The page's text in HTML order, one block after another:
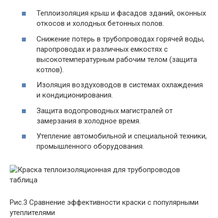
Теплоизоляция крыш и фасадов зданий, оконных
откосов и холодных бетонных полов.
Снижение потерь в трубопроводах горячей воды,
паропроводах и различных емкостях с
высокотемпературным рабочим телом (защита
котлов).
Изоляция воздуховодов в системах охлаждения
и кондиционирования.
Защита водопроводных магистралей от
замерзания в холодное время.
Утепление автомобильной и специальной техники,
промышленного оборудования.
Рис.3 Сравнение эффективности краски с популярными
утеплителями